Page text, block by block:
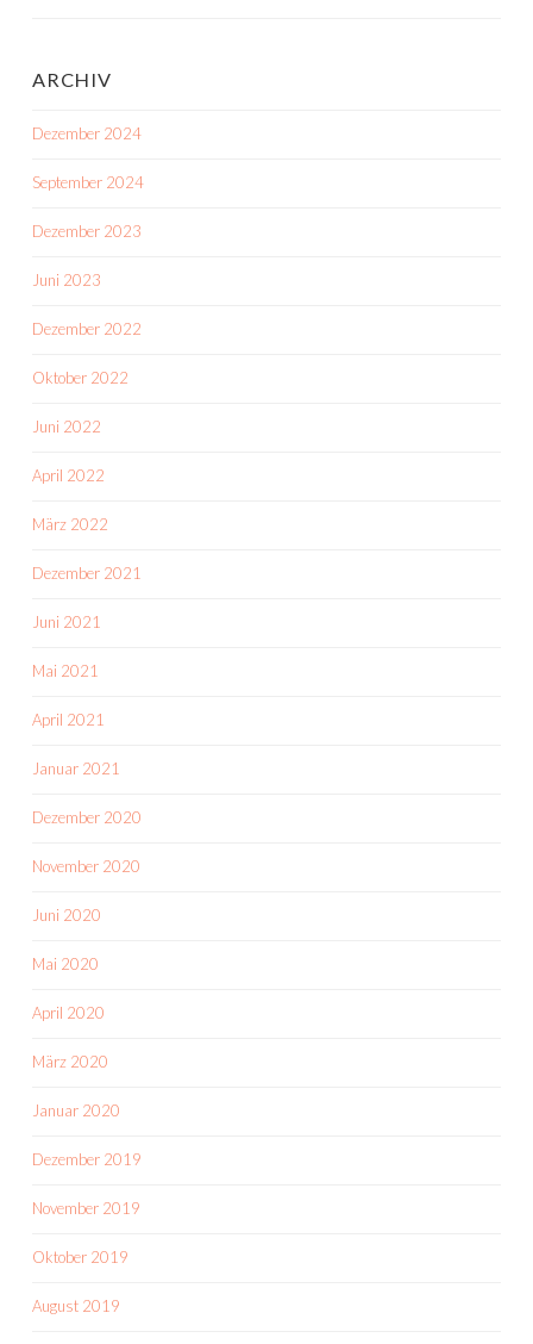
ARCHIV
Dezember 2024
September 2024
Dezember 2023
Juni 2023
Dezember 2022
Oktober 2022
Juni 2022
April 2022
März 2022
Dezember 2021
Juni 2021
Mai 2021
April 2021
Januar 2021
Dezember 2020
November 2020
Juni 2020
Mai 2020
April 2020
März 2020
Januar 2020
Dezember 2019
November 2019
Oktober 2019
August 2019